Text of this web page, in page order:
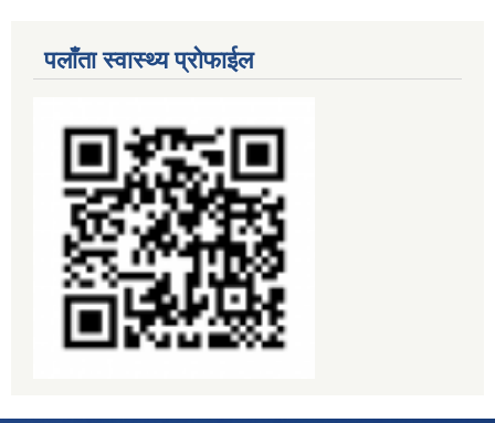
पलाँता स्वास्थ्य प्रोफाईल